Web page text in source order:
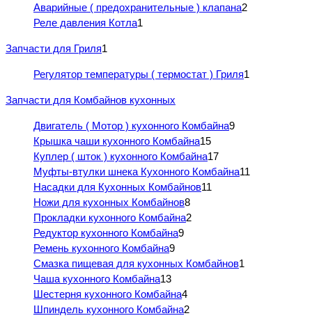
Аварийные ( предохранительные ) клапана2
Реле давления Котла1
Запчасти для Гриля1
Регулятор температуры ( термостат ) Гриля1
Запчасти для Комбайнов кухонных
Двигатель ( Мотор ) кухонного Комбайна9
Крышка чаши кухонного Комбайна15
Куплер ( шток ) кухонного Комбайна17
Муфты-втулки шнека Кухонного Комбайна11
Насадки для Кухонных Комбайнов11
Ножи для кухонных Комбайнов8
Прокладки кухонного Комбайна2
Редуктор кухонного Комбайна9
Ремень кухонного Комбайна9
Смазка пищевая для кухонных Комбайнов1
Чаша кухонного Комбайна13
Шестерня кухонного Комбайна4
Шпиндель кухонного Комбайна2